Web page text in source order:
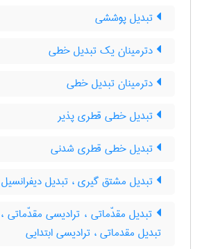
تبدیل پوششی
دترمینان یک تبدیل خطی
دترمینان تبدیل خطی
تبدیل خطی قطری پذیر
تبدیل خطی قطری شدنی
تبدیل مشتق گیری ، تبدیل
تبدیل مقدّماتی ، ترادیسی مقدّماتی ،
تبدیل مقدماتی ، ترادیسی ابتدایی